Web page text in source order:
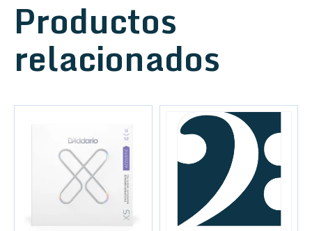
Productos
relacionados